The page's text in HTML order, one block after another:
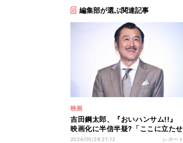
編集部が選ぶ関連記事
映画
吉田鋼太郎、『おいハンサム!!』
映画化に半信半疑?「ここに立たせ
ていただいている今も…」
2024/05/28 21:12 レポート